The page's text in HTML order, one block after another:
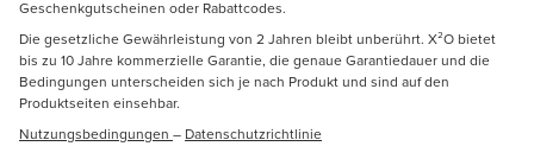
Geschenkgutscheinen oder Rabattcodes.
Die gesetzliche Gewährleistung von 2 Jahren bleibt unberührt. X²O bietet
bis zu 10 Jahre kommerzielle Garantie, die genaue Garantiedauer und die
Bedingungen unterscheiden sich je nach Produkt und sind auf den
Produktseiten einsehbar.
Nutzungsbedingungen – Datenschutzrichtlinie